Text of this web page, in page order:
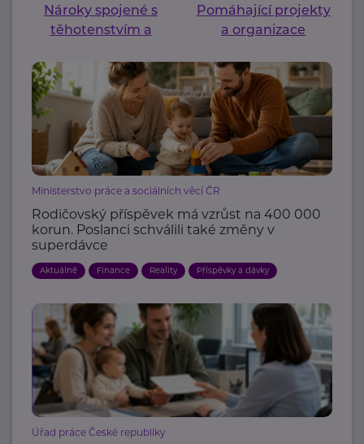
Nároky spojené s
těhotenstvím a
Pomáhající projekty
a organizace
Ministerstvo práce a sociálních věcí ČR
Rodičovský příspěvek má vzrůst na 400 000
korun. Poslanci schválili také změny v
superdávce
Aktuálně Finance Reality Příspěvky a dávky
Úřad práce České republiky